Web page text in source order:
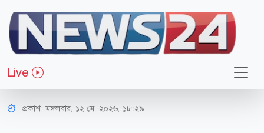
Live
বিনোদন
আগুন ধরে গিয়েছিল, অল্পের জন্য প্রাণে
বাঁচলেন জায়েদ খান
প্রকাশ:মঙ্গলবার, ১২ মে, ২০২৬, ১৮:২৯